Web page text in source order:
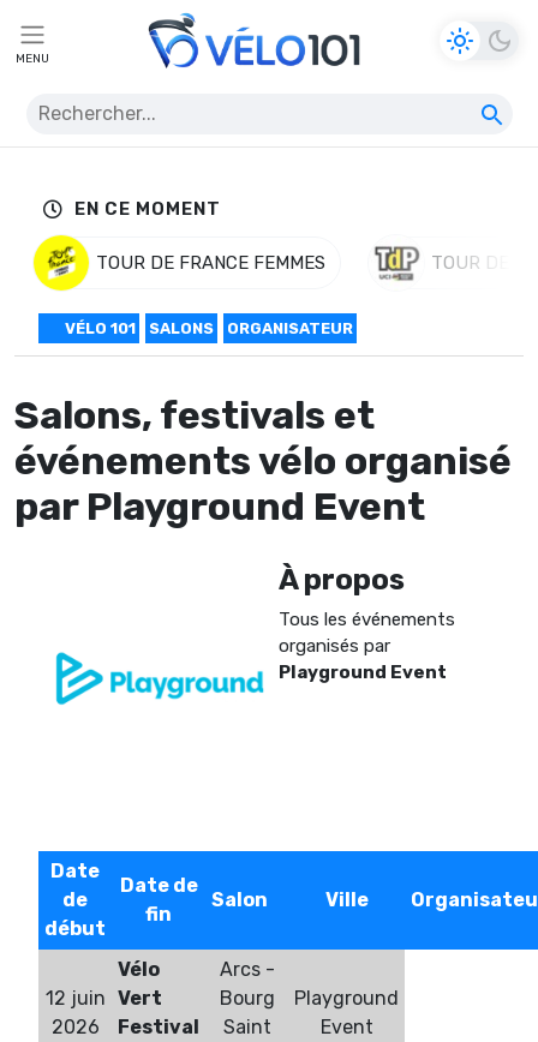
MENU
EN CE MOMENT
TOUR DE FRANCE FEMMES TOUR DE
VÉLO 101 SALONS ORGANISATEUR
Salons, festivals et
événements vélo organisé
par Playground Event
À propos
Tous les événements
organisés par
Playground Event
Date
de
début
Date de
fin
Salon Ville
12 juin
2026
Vélo
Vert
Festival
Arcs -
Bourg
Saint
Playground
Event